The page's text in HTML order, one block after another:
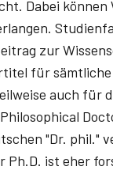
Dabei
zur
für
auch für
"Dr. phil."
Ph.D. ist eher